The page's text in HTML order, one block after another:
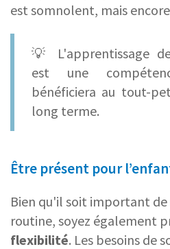
est somnolent, mais
💡 L'apprentissage
est une
bénéficiera au tout-
long terme.
Être présent pour
Bien qu'il soit important
routine, soyez également
flexibilité. Les besoins de